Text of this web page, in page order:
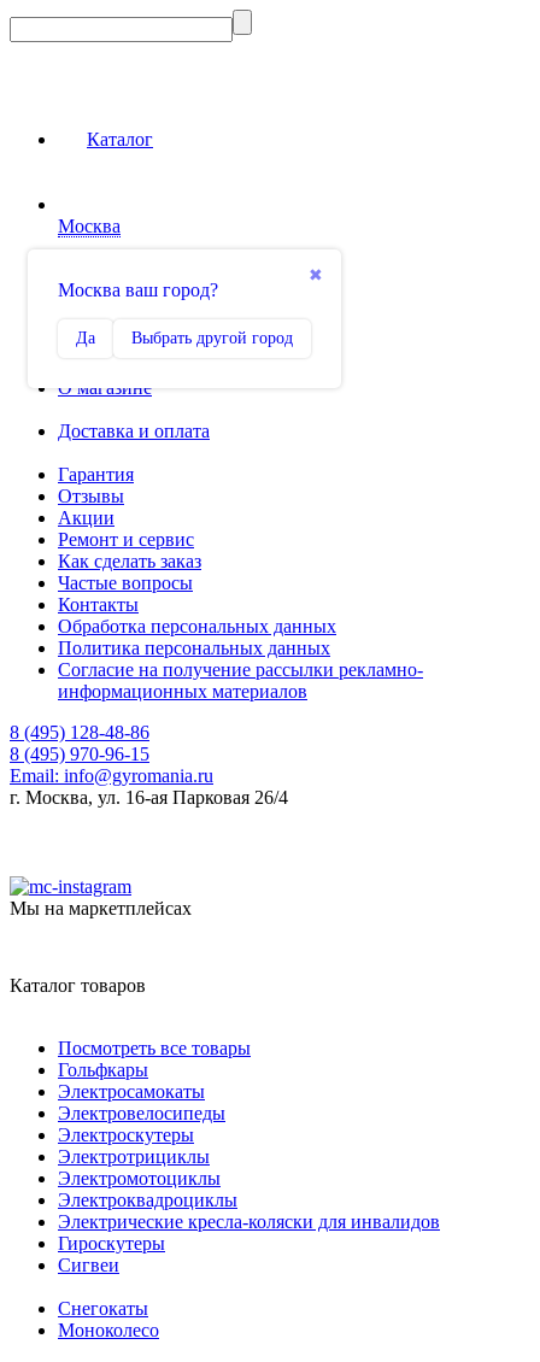
Каталог
Москва
✖
Москва ваш город?
Да Выбрать другой город
0
Избранное
О магазине
Доставка и оплата
Гарантия
Отзывы
Акции
Ремонт и сервис
Как сделать заказ
Частые вопросы
Контакты
Обработка персональных данных
Политика персональных данных
Согласие на получение рассылки рекламно-
информационных материалов
8 (495) 128-48-86
8 (495) 970-96-15
Email: info@gyromania.ru
г. Москва, ул. 16-ая Парковая 26/4
Мы на маркетплейсах
Каталог товаров
Посмотреть все товары
Гольфкары
Электросамокаты
Электровелосипеды
Электроскутеры
Электротрициклы
Электромотоциклы
Электроквадроциклы
Электрические кресла-коляски для инвалидов
Гироскутеры
Сигвеи
Снегокаты
Моноколесо